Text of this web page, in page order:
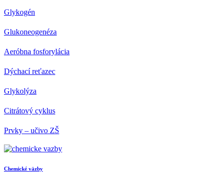
Glykogén
Glukoneogenéza
Aeróbna fosforylácia
Dýchací reťazec
Glykolýza
Citrátový cyklus
Prvky – učivo ZŠ
Chemické väzby